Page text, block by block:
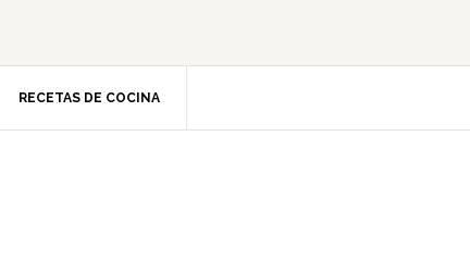
RECETAS DE COCINA